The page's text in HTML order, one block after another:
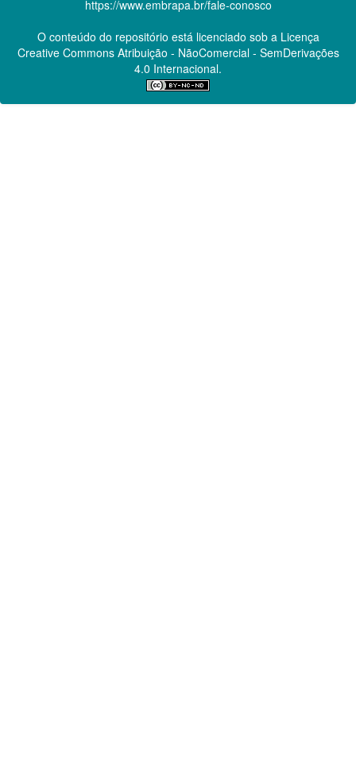
https://www.embrapa.br/fale-conosco
O conteúdo do repositório está licenciado sob a Licença
Creative CommonsAtribuição - NãoComercial - SemDerivações
4.0 Internacional.